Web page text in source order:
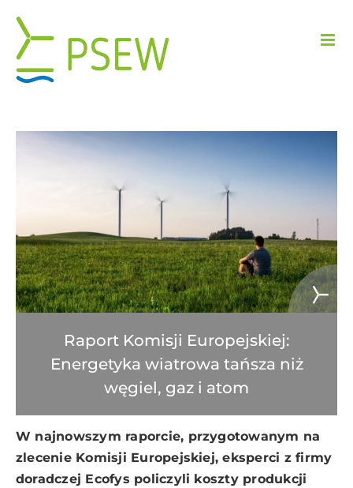
zawartości
Raport Komisji Europejskiej:
Energetyka wiatrowa tańsza niż
węgiel, gaz i atom
W najnowszym raporcie, przygotowanym na
zlecenie Komisji Europejskiej, eksperci z firmy
doradczej Ecofys policzyli koszty produkcji